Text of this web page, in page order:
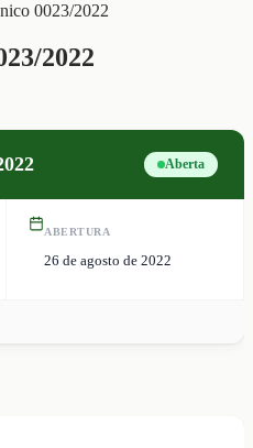
0023/2022
2022
Aberta
ABERTURA
26 de agosto de 2022